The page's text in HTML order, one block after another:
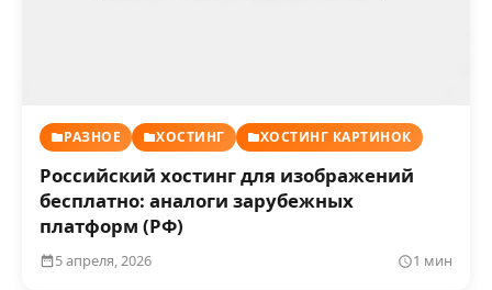
РАЗНОЕ ХОСТИНГ ХОСТИНГ КАРТИНОК
Российский хостинг для изображений
бесплатно: аналоги зарубежных
платформ (РФ)
5 апреля, 2026 1 мин